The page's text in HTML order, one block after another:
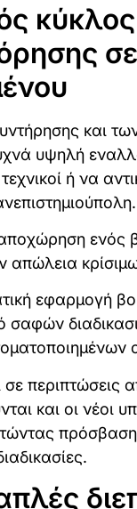
και
υψηλή
ή να
ενός
απώλεια
εφαρμογή
σαφών
σε περιπτώσεις
και οι νέοι
πρόσβαση